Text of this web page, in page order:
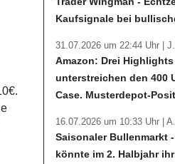
Kaufsignale bei
31.07.2026 um 22:44 Uhr |
Amazon: Drei Highlights
unterstreichen den 400
Case. Musterdepot-
16.07.2026 um 10:33 Uhr |
Saisonaler Bullenmarkt
könnte im 2. Halbjahr